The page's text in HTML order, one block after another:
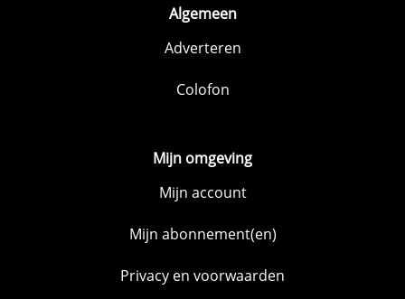
Algemeen
Adverteren
Colofon
Mijn omgeving
Mijn account
Mijn abonnement(en)
Privacy en voorwaarden